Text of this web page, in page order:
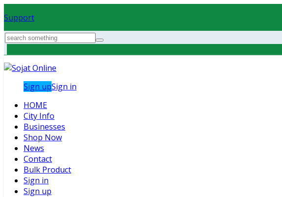
Support
Sign upSign in
HOME
City Info
Businesses
Shop Now
News
Contact
Bulk Product
Sign in
Sign up